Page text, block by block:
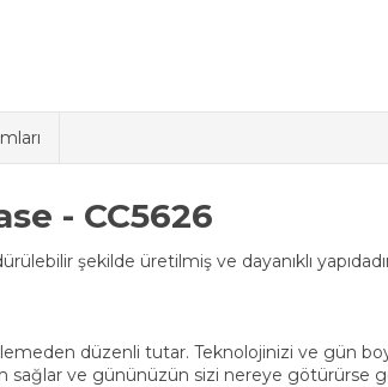
- CC5626
şekilde üretilmiş ve dayanıklı
düzenli tutar. Teknolojinizi ve gün
sağlar ve gününüzün sizi nereye götürürse